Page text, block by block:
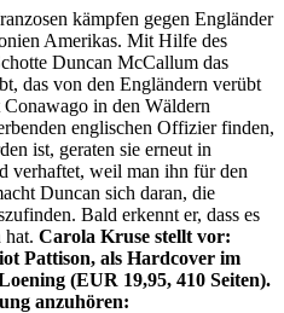
kämpfen gegen Engländer
Amerikas. Mit Hilfe des
Duncan McCallum das
das von den Engländern verübt
in den Wäldern
englischen Offizier finden,
ist, geraten sie erneut in
verhaftet, weil man ihn für den
Duncan sich daran, die
Bald erkennt er, dass es
hat. Carola Kruse stellt vor:
Pattison, als Hardcover im
(EUR 19,95, 410 Seiten).
anzuhören: